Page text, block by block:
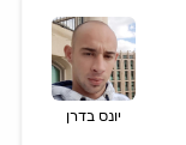
יונס בדרן